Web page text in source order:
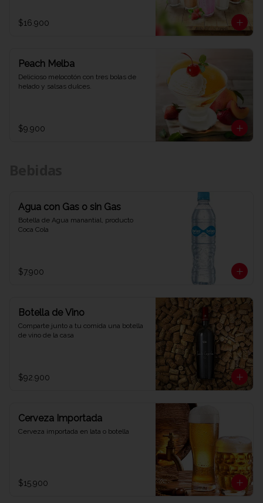
$16.900
Peach Melba
Delicioso melocotón con tres bolas de
helado y salsas dulces.
$9.900
Agua con Gas o sin Gas
Botella de Agua manantial, producto
Coca Cola
$7.900
Botella de Vino
Comparte junto a tu comida una botella
de vino de la casa
$92.900
Cerveza Importada
Cerveza importada en lata o botella
$15.900